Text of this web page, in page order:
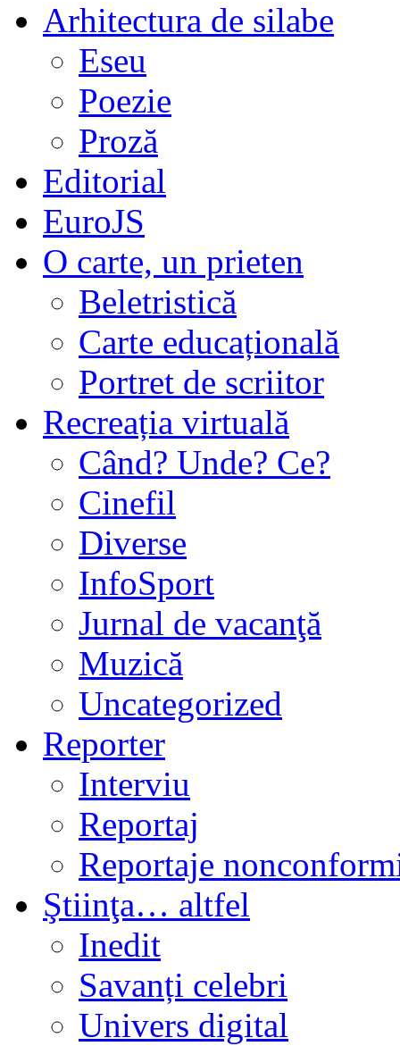
Arhitectura de silabe
Eseu
Poezie
Proză
Editorial
EuroJS
O carte, un prieten
Beletristică
Carte educațională
Portret de scriitor
Recreația virtuală
Când? Unde? Ce?
Cinefil
Diverse
InfoSport
Jurnal de vacanţă
Muzică
Uncategorized
Reporter
Interviu
Reportaj
Reportaje
Ştiinţa… altfel
Inedit
Savanți celebri
Univers digital